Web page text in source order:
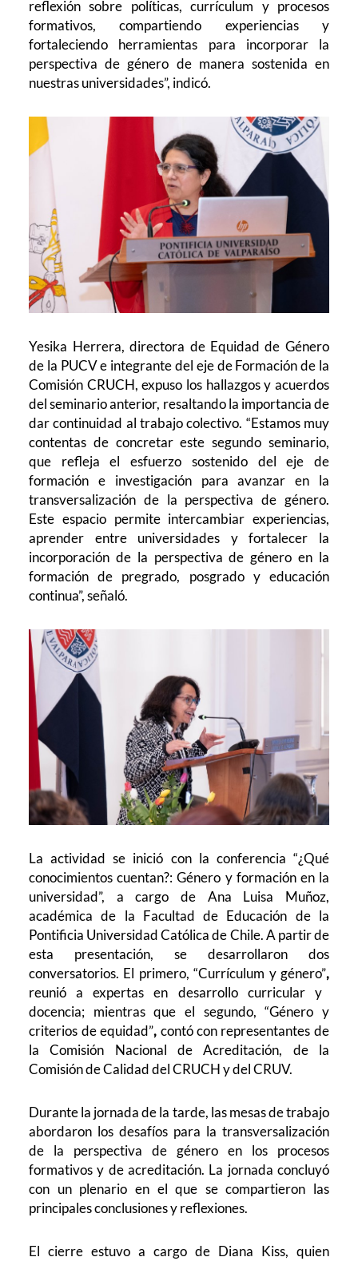
reflexión sobre políticas, currículum y procesos
formativos, compartiendo experiencias y
fortaleciendo herramientas para incorporar la
perspectiva de género de manera sostenida en
nuestras universidades”, indicó.
Yesika Herrera, directora de Equidad de Género
de la PUCV e integrante del eje de Formación de la
Comisión CRUCH, expuso los hallazgos y acuerdos
del seminario anterior, resaltando la importancia de
dar continuidad al trabajo colectivo. “Estamos muy
contentas de concretar este segundo seminario,
que refleja el esfuerzo sostenido del eje de
formación e investigación para avanzar en la
transversalización de la perspectiva de género.
Este espacio permite intercambiar experiencias,
aprender entre universidades y fortalecer la
incorporación de la perspectiva de género en la
formación de pregrado, posgrado y educación
continua”, señaló.
La actividad se inició con la conferencia “¿Qué
conocimientos cuentan?: Género y formación en la
universidad”, a cargo de Ana Luisa Muñoz,
académica de la Facultad de Educación de la
Pontificia Universidad Católica de Chile. A partir de
esta presentación, se desarrollaron dos
conversatorios. El primero, “Currículum y género”,
reunió a expertas en desarrollo curricular y
docencia; mientras que el segundo, “Género y
criterios de equidad”, contó con representantes de
la Comisión Nacional de Acreditación, de la
Comisión de Calidad del CRUCH y del CRUV.
Durante la jornada de la tarde, las mesas de trabajo
abordaron los desafíos para la transversalización
de la perspectiva de género en los procesos
formativos y de acreditación. La jornada concluyó
con un plenario en el que se compartieron las
principales conclusiones y reflexiones.
El cierre estuvo a cargo de Diana Kiss, quien